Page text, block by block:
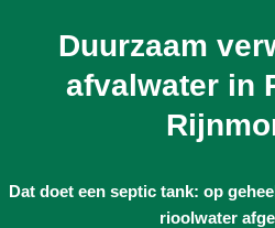
Duurzaam
afvalwater in
Dat doet een septic tank: op
rioolwater